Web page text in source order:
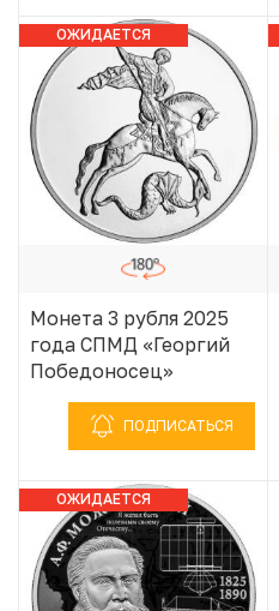
ОЖИДАЕТСЯ
ПОСТУПЛЕНИЕ
Монета 3 рубля 2025
года СПМД «Георгий
Победоносец»
ПОДПИСАТЬСЯ
ОЖИДАЕТСЯ
ПОСТУПЛЕНИЕ